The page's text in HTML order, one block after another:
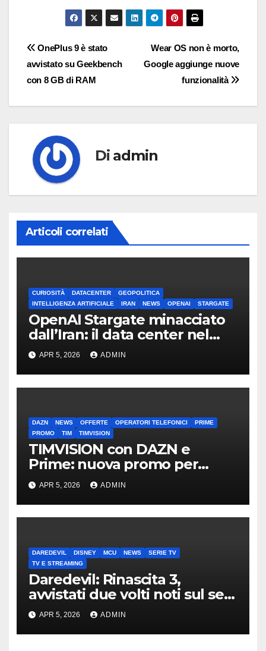
Navigazione
articoli
Wear OS non è morto,
Google aggiunge nuove
funzionalità
OnePlus 9 è stato
avvistato su Geekbench
con 8 GB di RAM
Di admin
Articoli correlati
CURIOSITÀ DATACENTER
GEOPOLITICA
INTELLIGENZA ARTIFICIALE
IRAN NEWS OPENAI STARGATE
OpenAI Stargate minacciato
dall’Iran: il data center nel
mirino
APR 5, 2026 ADMIN
DAZN NEWS OFFERTE OPERATORI TELEFONICI
PRIME
PROMO
TIM TIMVISION
TIMVISION con DAZN e
Prime: nuova promo per
clienti TIM
APR 5, 2026 ADMIN
DAREDEVIL DISNEY MCU NEWS
SERIE TV
TV E STREAMING
Daredevil: Rinascita 3,
avvistati due volti noti sul set
di New York
APR 5, 2026 ADMIN